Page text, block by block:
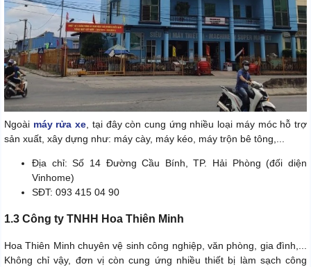
Ngoài máy rửa xe, tại đây còn cung ứng nhiều loại máy móc hỗ trợ
sản xuất, xây dựng như: máy cày, máy kéo, máy trộn bê tông,...
Địa chỉ: Số 14 Đường Cầu Bính, TP. Hải Phòng (đối diện
Vinhome)
SĐT: 093 415 04 90
1.3 Công ty TNHH Hoa Thiên Minh
Hoa Thiên Minh chuyên vệ sinh công nghiệp, văn phòng, gia đình,...
Không chỉ vậy, đơn vị còn cung ứng nhiều thiết bị làm sạch công